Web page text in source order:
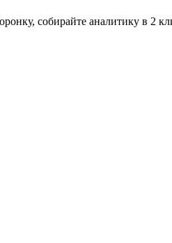
собирайте аналитику в 2